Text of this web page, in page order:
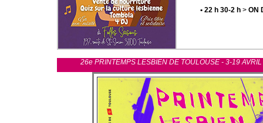
• 22 h 30-2 h> ON
26e PRINTEMPS LESBIEN DE TOULOUSE - 3-19